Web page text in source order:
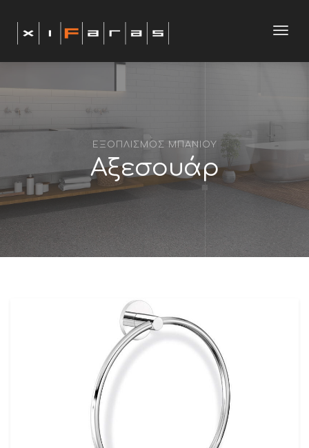
ΕΞΟΠΛΙΣΜΟΣ ΜΠΑΝΙΟΥ
Αξεσουάρ